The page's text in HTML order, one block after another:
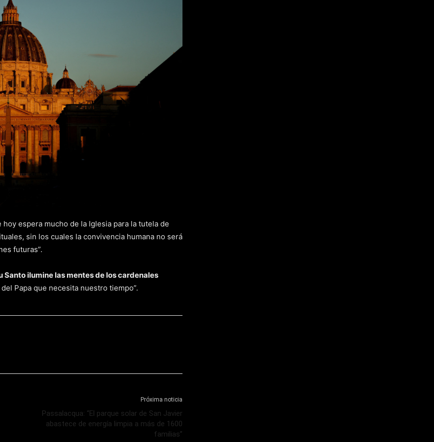
espera mucho de la Iglesia para la tutela de
sin los cuales la convivencia humana no será
futuras”.
Santo ilumine las mentes de los cardenales
Papa que necesita nuestro tiempo”.
Próxima noticia
Passalacqua: “El parque solar de San Javier
abastece de energía limpia a más de 1600
familias”